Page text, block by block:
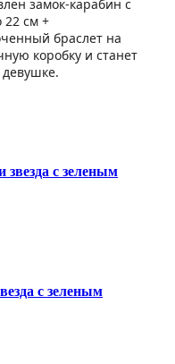
замок-карабин с
22 см +
браслет на
коробку и станет
с зеленым
с зеленым